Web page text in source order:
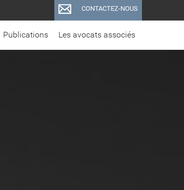
Publications Les avocats associés
CONTACTEZ-NOUS